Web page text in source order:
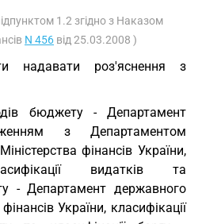
1.2 згідно з Наказом
N 456 від 25.03.2008 )
надавати роз'яснення з
бюджету - Департамент
з Департаментом
фінансів України,
видатків та
- Департамент державного
України, класифікації